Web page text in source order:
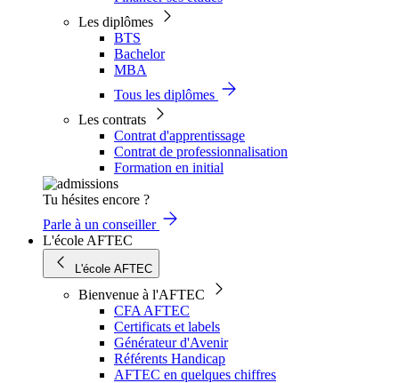
Les diplômes
BTS
Bachelor
MBA
Tous les diplômes
Les contrats
Contrat d'apprentissage
Contrat de professionnalisation
Formation en initial
Tu hésites encore ?
Parle à un conseiller
L'école AFTEC
L'école AFTEC
Bienvenue à l'AFTEC
CFA AFTEC
Certificats et labels
Générateur d'Avenir
Référents Handicap
AFTEC en quelques chiffres